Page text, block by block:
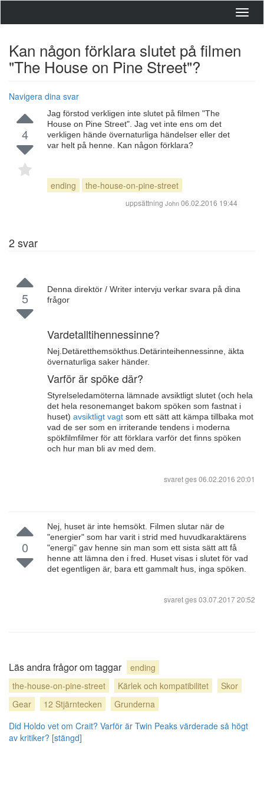
Kan någon förklara slutet på filmen
"The House on Pine Street"?
Navigera dina svar
4
Jag förstod verkligen inte slutet på filmen "The
House on Pine Street". Jag vet inte ens om det
verkligen hände övernaturliga händelser eller det
var helt på henne. Kan någon förklara?
ending the-house-on-pine-street
uppsättning John06.02.2016 19:44
2svar
5
Denna direktör / Writer intervju verkar svara på dina
frågor
Vardetalltihennessinne?
Nej.Detäretthemsökthus.Detärinteihennessinne, äkta
övernaturliga saker händer.
Varför är spöke där?
Styrelseledamöterna lämnade avsiktligt slutet (och hela
det hela resonemanget bakom spöken som fastnat i
huset) avsiktligt vagt som ett sätt att kämpa tillbaka mot
vad de ser som en irriterande tendens i moderna
spökfilmfilmer för att förklara varför det finns spöken
och hur man bli av med dem.
svaret ges06.02.2016 20:01
0
Nej, huset är inte hemsökt. Filmen slutar när de
"energier" som har varit i strid med huvudkaraktärens
"energi" gav henne sin man som ett sista sätt att få
henne att lämna den i fred. Huset visas i slutet för vad
det egentligen är, bara ett gammalt hus, inga spöken.
svaret ges03.07.2017 20:52
Läs andra frågor om taggar
ending
the-house-on-pine-street
Kärlek och kompatibilitet
Skor
Gear
12 Stjärntecken
Grunderna
Did Holdo vet om Crait? Varför är Twin Peaks värderade så högt
av kritiker? [stängd]